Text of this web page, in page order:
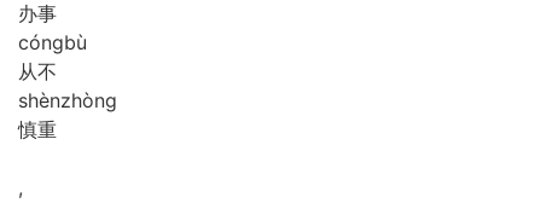
办事
cóngbù
从不
shènzhòng
慎重
,